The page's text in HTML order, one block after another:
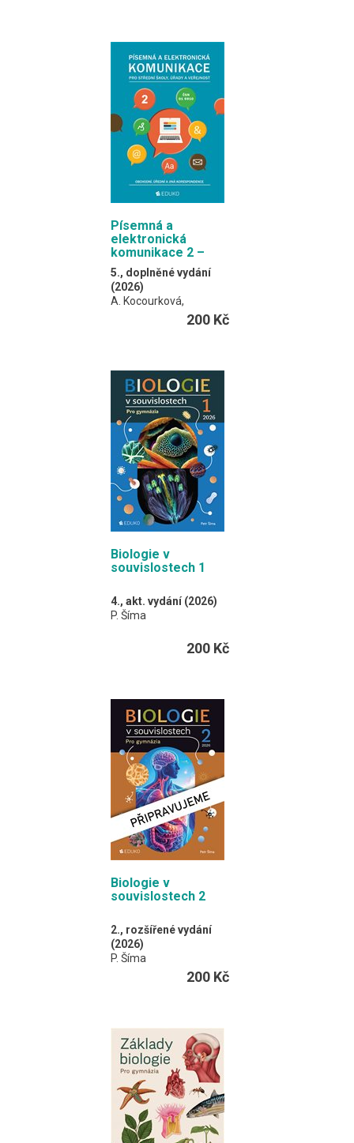
klávesnici počítače.
A4 / 120 stran,
kroužková vazba
Písemná a
elektronická
komunikace 2 –
obchodní, úřední a
jiná korespondence
5., doplněné vydání
(2026)
A. Kocourková,
Může však posloužit
všem, kteří si chtějí
osvojit správné jak
formální, tak
i obsahové náležitosti
různých obchodních,
úředních nebo osobních
písemností, a to
v elektronické i tištěné
podobě.
A4 / 152 stran,
kroužková vazba
200 Kč
Biologie v
souvislostech 1
4., akt. vydání (2026)
P. Šíma
Učebnice pokrývá učivo
A4 / 304 stran
200 Kč
Biologie v
souvislostech 2
2., rozšířené vydání
(2026)
P. Šíma
člověka, Genetika
a Ochrana životního
prostředí.
A4 / 288 stran
200 Kč